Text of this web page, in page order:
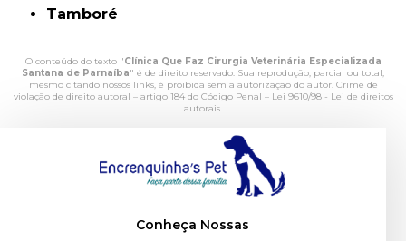
Tamboré
O conteúdo do texto "Clínica Que Faz Cirurgia Veterinária Especializada
Santana de Parnaíba" é de direito reservado. Sua reprodução, parcial ou total,
mesmo citando nossos links, é proibida sem a autorização do autor. Crime de
violação de direito autoral – artigo 184 do Código Penal – Lei 9610/98 - Lei de direitos
autorais.
Conheça Nossas